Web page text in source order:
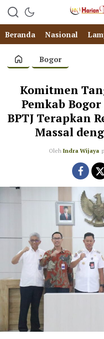
Beranda Nasional
Bogor
Komitmen
Pemkab
BPTJ Terapkan
Massal
Oleh Indra Wijaya